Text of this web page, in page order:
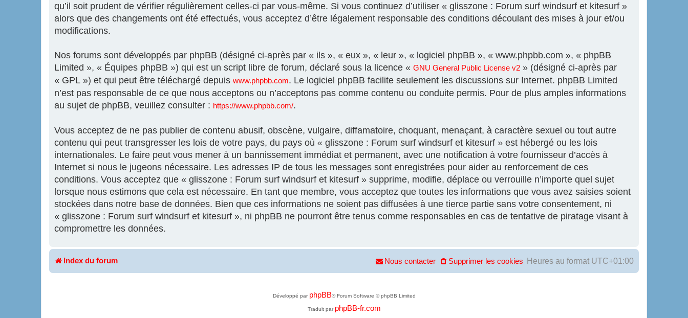
qu’il soit prudent de vérifier régulièrement celles-ci par vous-même. Si vous continuez d’utiliser « glisszone : Forum surf windsurf et kitesurf »
alors que des changements ont été effectués, vous acceptez d’être légalement responsable des conditions découlant des mises à jour et/ou
modifications.
Nos forums sont développés par phpBB (désigné ci-après par « ils », « eux », « leur », « logiciel phpBB », « www.phpbb.com », « phpBB
Limited », « Équipes phpBB ») qui est un script libre de forum, déclaré sous la licence « GNU General Public License v2 » (désigné ci-après par
« GPL ») et qui peut être téléchargé depuis www.phpbb.com. Le logiciel phpBB facilite seulement les discussions sur Internet. phpBB Limited
n’est pas responsable de ce que nous acceptons ou n’acceptons pas comme contenu ou conduite permis. Pour de plus amples informations
au sujet de phpBB, veuillez consulter : https://www.phpbb.com/.
Vous acceptez de ne pas publier de contenu abusif, obscène, vulgaire, diffamatoire, choquant, menaçant, à caractère sexuel ou tout autre
contenu qui peut transgresser les lois de votre pays, du pays où « glisszone : Forum surf windsurf et kitesurf » est hébergé ou les lois
internationales. Le faire peut vous mener à un bannissement immédiat et permanent, avec une notification à votre fournisseur d’accès à
Internet si nous le jugeons nécessaire. Les adresses IP de tous les messages sont enregistrées pour aider au renforcement de ces
conditions. Vous acceptez que « glisszone : Forum surf windsurf et kitesurf » supprime, modifie, déplace ou verrouille n’importe quel sujet
lorsque nous estimons que cela est nécessaire. En tant que membre, vous acceptez que toutes les informations que vous avez saisies soient
stockées dans notre base de données. Bien que ces informations ne soient pas diffusées à une tierce partie sans votre consentement, ni
« glisszone : Forum surf windsurf et kitesurf », ni phpBB ne pourront être tenus comme responsables en cas de tentative de piratage visant à
compromettre les données.
Index du forum Heures au format UTC+01:00
Supprimer les cookies
Nous contacter
Développé par phpBB® Forum Software © phpBB Limited
Traduit par phpBB-fr.com